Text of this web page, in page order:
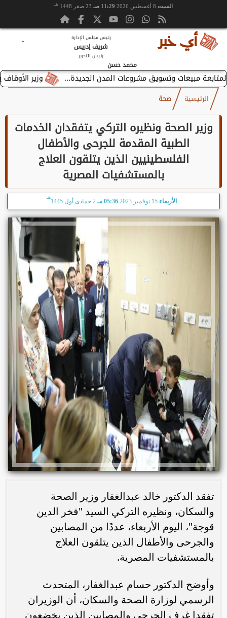
السبت 11:29 صـ 23 صفر 1448 هـ
رئيس مجلس الإدارة
شريف إدريس
رئيس التحرير
محمد حسن
-
وزير الأوقاف
الرئيسية صحة
وزير الصحة ونظيره التركي يتفقدان الخدمات
الطبية المقدمة للجرحى والأطفال
الفلسطينيين الذين يتلقون العلاج
بالمستشفيات المصرية
الأربعاء 15 نوفمبر 2023 05:36 مـ 2 جمادى أول 1445
هـ
تفقد الدكتور خالد عبدالغفار وزير الصحة
والسكان، ونظيره التركي السيد "فخر الدين
قوجة"، اليوم الأربعاء، عددًا من المصابين
والجرحى والأطفال الذين يتلقون العلاج
بالمستشفيات المصرية.
وأوضح الدكتور حسام عبدالغفار، المتحدث
الرسمي لوزارة الصحة والسكان، أن الوزيران
تفقدا غرف الجرحى والمصابين الذين يخضعون